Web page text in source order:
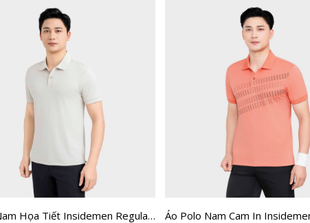
Họa Tiết Insidemen Regular
Áo Polo Nam Cam In